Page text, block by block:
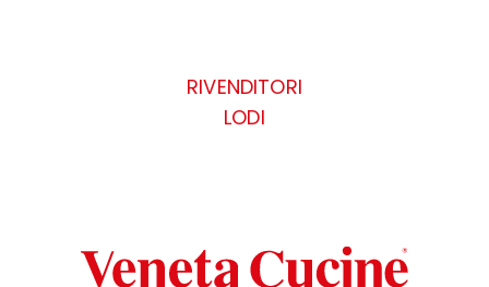
RIVENDITORI
LODI